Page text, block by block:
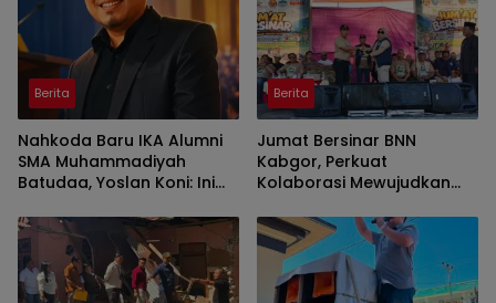
Berita
Nahkoda Baru IKA Alumni
SMA Muhammadiyah
Batudaa, Yoslan Koni: Ini
Alumni
Berita
Jumat Bersinar BNN
Kabgor, Perkuat
Kolaborasi Mewujudkan
Narkoba